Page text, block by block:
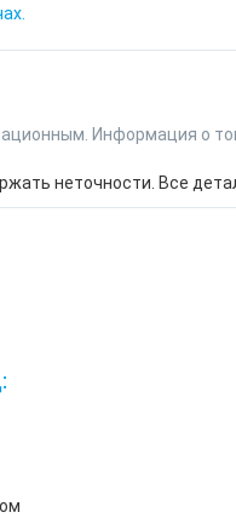
Информация о
неточности. Все